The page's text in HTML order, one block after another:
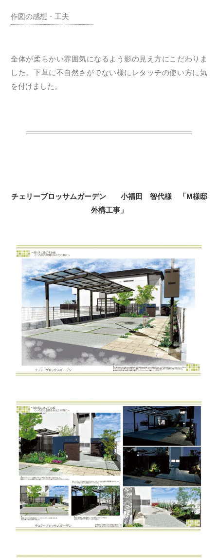
作図の感想・工夫
全体が柔らかい雰囲気になるよう影の見え方にこだわりま
した。下草に不自然さがでない様にレタッチの使い方に気
を付けました。
チェリーブロッサムガーデン 小福田 智代様 「M様邸
外構工事」